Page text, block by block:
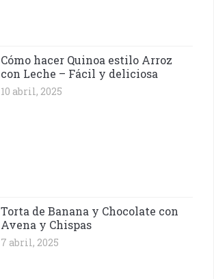
Cómo hacer Quinoa estilo Arroz
con Leche – Fácil y deliciosa
10 abril, 2025
Torta de Banana y Chocolate con
Avena y Chispas
7 abril, 2025